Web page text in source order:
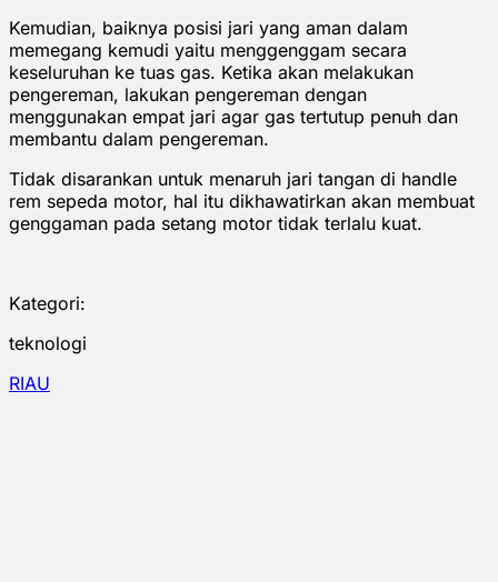
Kemudian, baiknya posisi jari yang aman dalam
memegang kemudi yaitu menggenggam secara
keseluruhan ke tuas gas. Ketika akan melakukan
pengereman, lakukan pengereman dengan
menggunakan empat jari agar gas tertutup penuh dan
membantu dalam pengereman.
Tidak disarankan untuk menaruh jari tangan di handle
rem sepeda motor, hal itu dikhawatirkan akan membuat
genggaman pada setang motor tidak terlalu kuat.
Kategori:
teknologi
RIAU